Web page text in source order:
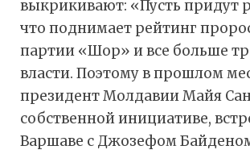
выкрикивают: «Пусть придут
что поднимает рейтинг
партии «Шор» и все больше
власти. Поэтому в прошлом
президент Молдавии Майя
собственной инициативе,
Варшаве с Джозефом